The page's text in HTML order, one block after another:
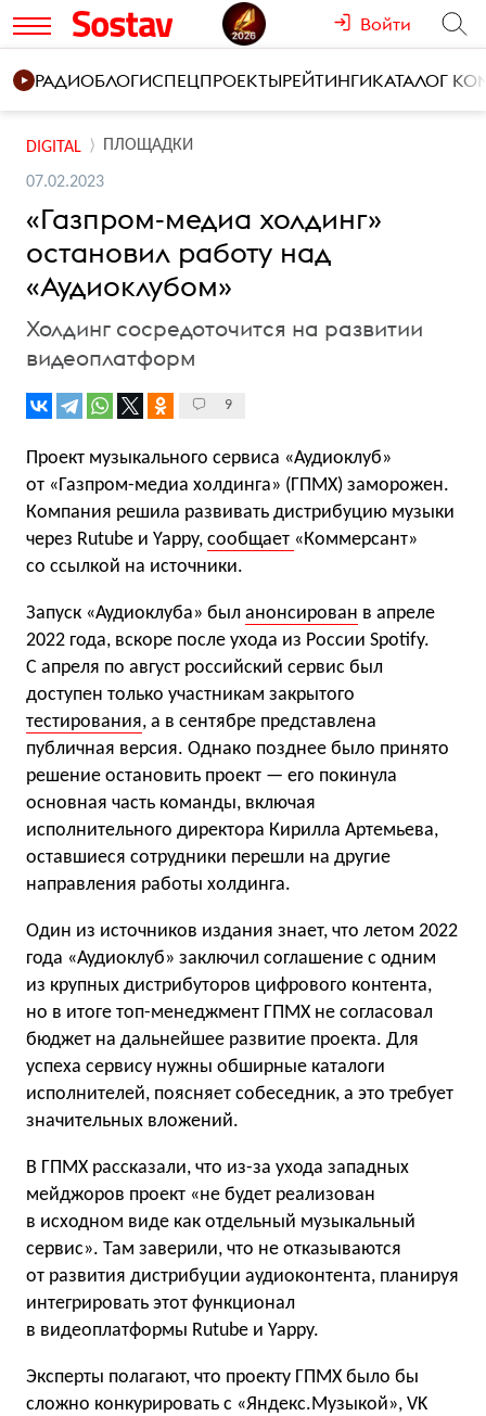
Войти
РАДИОБЛОГИСПЕЦПРОЕКТЫРЕЙТИНГИКАТАЛОГ
DIGITAL ПЛОЩАДКИ
07.02.2023
«Газпром-медиа холдинг»
остановил работу над
«Аудиоклубом»
Холдинг сосредоточится на развитии
видеоплатформ
9
Проект музыкального сервиса «Аудиоклуб»
от «Газпром-медиа холдинга» (ГПМХ) заморожен.
Компания решила развивать дистрибуцию музыки
через Rutube и Yappy, сообщает «Коммерсант»
со ссылкой на источники.
Запуск «Аудиоклуба» был анонсирован в апреле
2022 года, вскоре после ухода из России Spotify.
С апреля по август российский сервис был
доступен только участникам закрытого
тестирования, а в сентябре представлена
публичная версия. Однако позднее было принято
решение остановить проект — его покинула
основная часть команды, включая
исполнительного директора Кирилла Артемьева,
оставшиеся сотрудники перешли на другие
направления работы холдинга.
Один из источников издания знает, что летом 2022
года «Аудиоклуб» заключил соглашение с одним
из крупных дистрибуторов цифрового контента,
но в итоге топ-менеджмент ГПМХ не согласовал
бюджет на дальнейшее развитие проекта. Для
успеха сервису нужны обширные каталоги
исполнителей, поясняет собеседник, а это требует
значительных вложений.
В ГПМХ рассказали, что из-за ухода западных
мейджоров проект «не будет реализован
в исходном виде как отдельный музыкальный
сервис». Там заверили, что не отказываются
от развития дистрибуции аудиоконтента, планируя
интегрировать этот функционал
в видеоплатформы Rutube и Yappy.
Эксперты полагают, что проекту ГПМХ было бы
сложно конкурировать с «Яндекс.Музыкой», VK